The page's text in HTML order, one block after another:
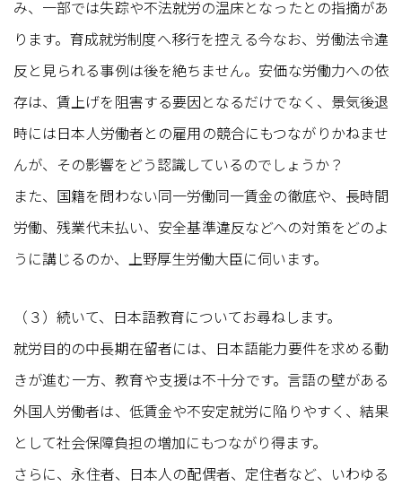
み、一部では失踪や不法就労の温床となったとの指摘があ
ります。育成就労制度へ移行を控える今なお、労働法令違
反と見られる事例は後を絶ちません。安価な労働力への依
存は、賃上げを阻害する要因となるだけでなく、景気後退
時には日本人労働者との雇用の競合にもつながりかねませ
んが、その影響をどう認識しているのでしょうか？
また、国籍を問わない同一労働同一賃金の徹底や、長時間
労働、残業代未払い、安全基準違反などへの対策をどのよ
うに講じるのか、上野厚生労働大臣に伺います。
（３）続いて、日本語教育についてお尋ねします。
就労目的の中長期在留者には、日本語能力要件を求める動
きが進む一方、教育や支援は不十分です。言語の壁がある
外国人労働者は、低賃金や不安定就労に陥りやすく、結果
として社会保障負担の増加にもつながり得ます。
さらに、永住者、日本人の配偶者、定住者など、いわゆる